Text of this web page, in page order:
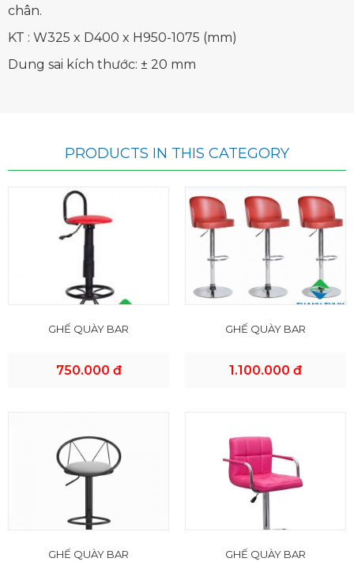
chân.
KT : W325 x D400 x H950-1075 (mm)
Dung sai kích thước: ± 20 mm
PRODUCTS IN THIS CATEGORY
GHẾ QUÀY BAR
750.000 đ
GHẾ QUÀY BAR
1.100.000 đ
GHẾ QUÀY BAR GHẾ QUÀY BAR